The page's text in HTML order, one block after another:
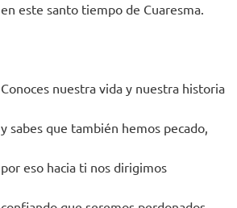
en este santo tiempo de Cuaresma.
Conoces nuestra vida y nuestra historia
y sabes que también hemos pecado,
por eso hacia ti nos dirigimos